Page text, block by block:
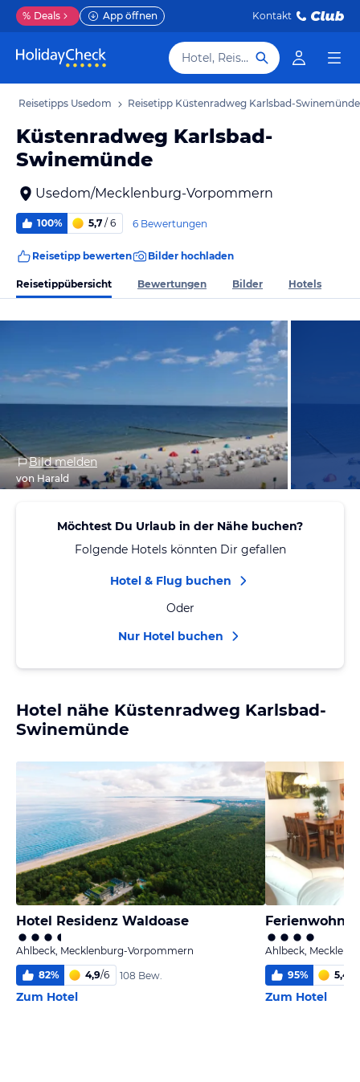
% Deals App öffnen Kontakt
Hotel, Reiseziel
Reisetipps Usedom Reisetipp Küstenradweg Karlsbad-Swinemünde
Küstenradweg Karlsbad-
Swinemünde
Usedom/Mecklenburg-Vorpommern
100% 5,7 / 6 6 Bewertungen
Reisetipp bewerten Bilder hochladen
Reisetippübersicht Bewertungen Bilder Hotels
Bild melden
von Harald
Möchtest Du Urlaub in der Nähe buchen?
Folgende Hotels könnten Dir gefallen
Hotel & Flug buchen
Oder
Nur Hotel buchen
Hotel nähe Küstenradweg Karlsbad-
Swinemünde
Hotel Residenz Waldoase
Ahlbeck, Mecklenburg-Vorpommern
82% 4,9/6 108 Bew.
Zum Hotel
Ahlbeck,
95% 5,4
Zum Hotel